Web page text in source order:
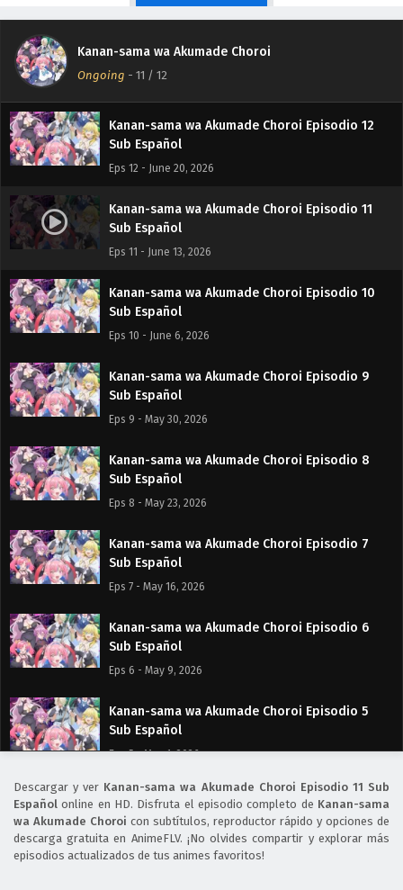
Kanan-sama wa Akumade Choroi
Ongoing - 11 / 12
Kanan-sama wa Akumade Choroi Episodio 12
Sub Español
Eps 12 - June 20, 2026
Kanan-sama wa Akumade Choroi Episodio 11
Sub Español
Eps 11 - June 13, 2026
Kanan-sama wa Akumade Choroi Episodio 10
Sub Español
Eps 10 - June 6, 2026
Kanan-sama wa Akumade Choroi Episodio 9
Sub Español
Eps 9 - May 30, 2026
Kanan-sama wa Akumade Choroi Episodio 8
Sub Español
Eps 8 - May 23, 2026
Kanan-sama wa Akumade Choroi Episodio 7
Sub Español
Eps 7 - May 16, 2026
Kanan-sama wa Akumade Choroi Episodio 6
Sub Español
Eps 6 - May 9, 2026
Kanan-sama wa Akumade Choroi Episodio 5
Sub Español
Eps 5 - May 1, 2026
Kanan-sama wa Akumade Choroi Episodio 4
Sub Español
Eps 4 - April 30, 2026
Descargar y ver Kanan-sama wa Akumade Choroi Episodio 11 Sub
Español online en HD. Disfruta el episodio completo de Kanan-sama
wa Akumade Choroi con subtítulos, reproductor rápido y opciones de
descarga gratuita en AnimeFLV. ¡No olvides compartir y explorar más
episodios actualizados de tus animes favoritos!